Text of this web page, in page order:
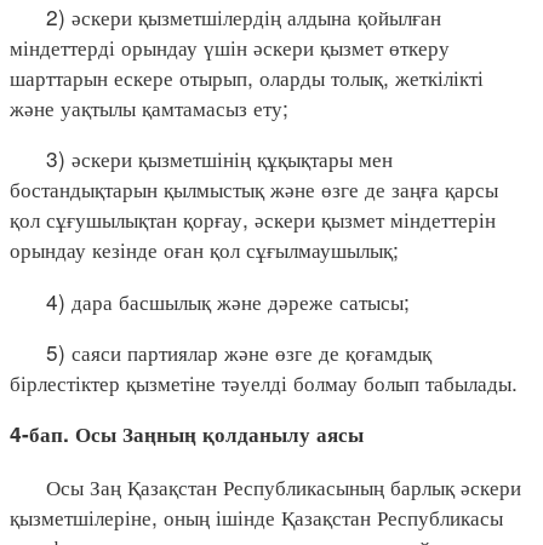
2) әскери қызметшілердің алдына қойылған
міндеттерді орындау үшін әскери қызмет өткеру
шарттарын ескере отырып, оларды толық, жеткілікті
және уақтылы қамтамасыз ету;
3) әскери қызметшінің құқықтары мен
бостандықтарын қылмыстық және өзге де заңға қарсы
қол сұғушылықтан қорғау, әскери қызмет міндеттерін
орындау кезінде оған қол сұғылмаушылық;
4) дара басшылық және дәреже сатысы;
5) саяси партиялар және өзге де қоғамдық
бірлестіктер қызметіне тәуелді болмау болып табылады.
4-бап. Осы Заңның қолданылу аясы
Осы Заң Қазақстан Республикасының барлық әскери
қызметшілеріне, оның ішінде Қазақстан Республикасы